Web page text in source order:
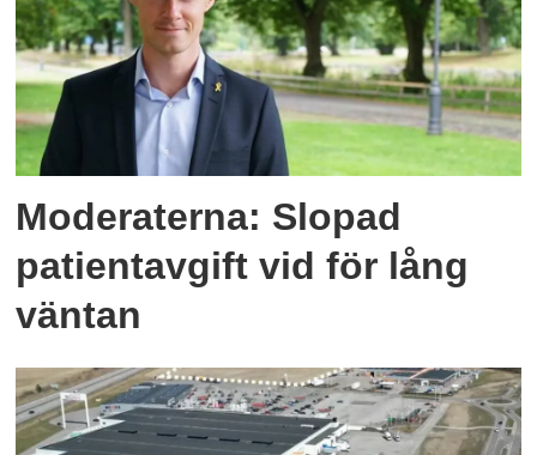
Moderaterna: Slopad
patientavgift vid för lång
väntan